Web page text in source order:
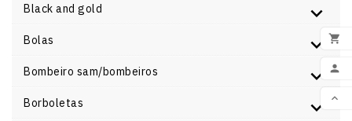



Black and gold
Bolas
Bombeiro sam/bombeiros
Borboletas